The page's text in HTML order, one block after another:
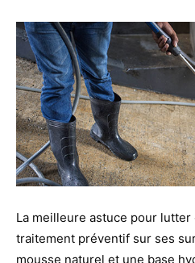
La meilleure astuce pour
traitement préventif sur ses
mousse naturel et une base